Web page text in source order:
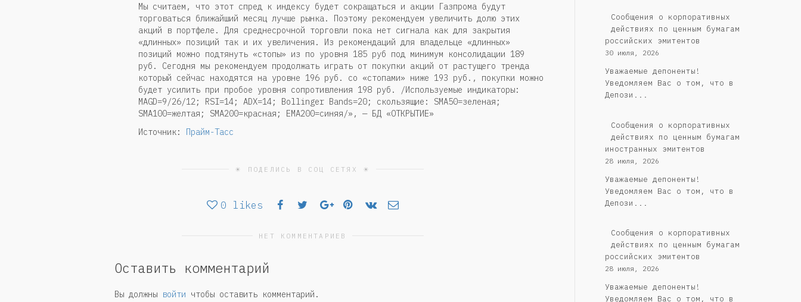
Мы считаем, что этот спред к индексу будет сокращаться и акции Газпрома будут
торговаться ближайший месяц лучше рынка. Поэтому рекомендуем увеличить долю этих
акций в портфеле. Для среднесрочной торговли пока нет сигнала как для закрытия
«длинных» позиций так и их увеличения. Из рекомендаций для владельце «длинных»
позиций можно подтянуть «стопы» из по уровня 185 руб под минимум консолидации 189
руб. Сегодня мы рекомендуем продолжать играть от покупки акций от растущего тренда
который сейчас находятся на уровне 196 руб. со «стопами» ниже 193 руб., покупки можно
будет усилить при пробое уровня сопротивления 198 руб. /Используемые индикаторы:
MAGD=9/26/12; RSI=14; ADX=14; Bollinger Bands=20; скользящие: SMA50=зеленая;
SMA100=желтая; SMA200=красная; EMA200=синяя/», — БД «ОТКРЫТИЕ»
Источник:
Прайм-Тасс
☀ ПОДЕЛИСЬ В СОЦ СЕТЯХ ☀
0 likes
НЕТ КОММЕНТАРИЕВ
Оставить комментарий
Вы должны войти чтобы оставить комментарий.
Cообщения о корпоративных
действиях по ценным бумагам
российских эмитентов
30 июля, 2026
Уважаемые депоненты!
Уведомляем Вас о том, что в
Депози...
Сообщения о корпоративных
действиях по ценным бумагам
иностранных эмитентов
28 июля, 2026
Уважаемые депоненты!
Уведомляем Вас о том, что в
Депози...
Cообщения о корпоративных
действиях по ценным бумагам
российских эмитентов
28 июля, 2026
Уважаемые депоненты!
Уведомляем Вас о том, что в